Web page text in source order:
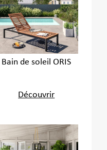
Bain de soleil ORIS
Découvrir